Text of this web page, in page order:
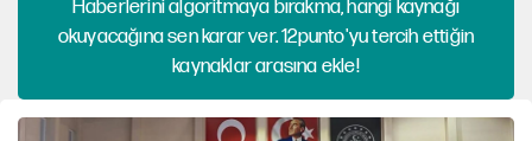
Haberlerini algoritmaya bırakma, hangi kaynağı
okuyacağına sen karar ver. 12punto'yu tercih ettiğin
kaynaklar arasına ekle!